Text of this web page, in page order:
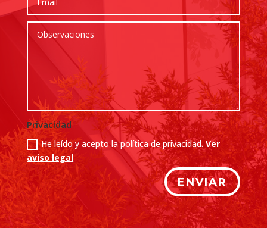
Privacidad
He leído y acepto la política de privacidad.Ver
aviso legal
ENVIAR